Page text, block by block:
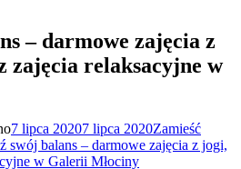
– darmowe zajęcia z
zajęcia relaksacyjne w
7 lipca 20207 lipca 2020Zamieść
swój balans – darmowe zajęcia z jogi,
w Galerii Młociny